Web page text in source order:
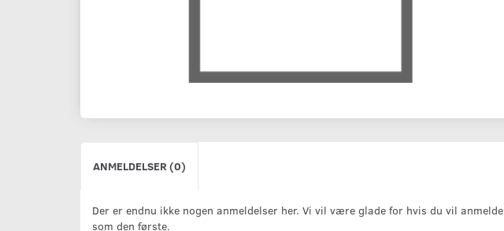
ANMELDELSER (0)
Der er endnu ikke nogen anmeldelser her. Vi vil være glade for hvis du vil anmelde
som den første.